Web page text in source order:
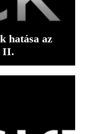
hatása az
II.